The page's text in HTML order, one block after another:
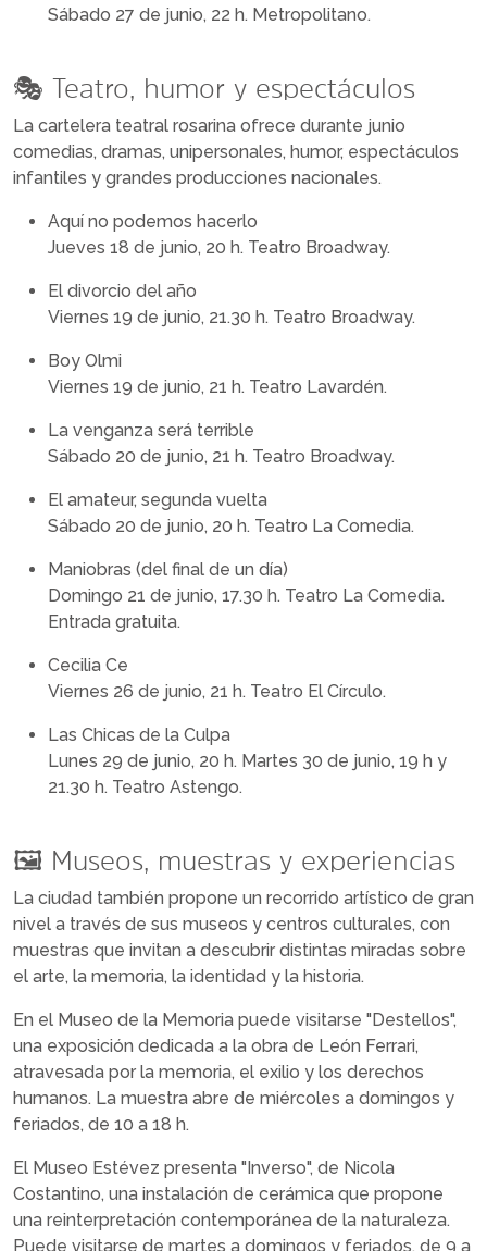
Sábado 27 de junio, 22 h. Metropolitano.
🎭 Teatro, humor y espectáculos
La cartelera teatral rosarina ofrece durante junio
comedias, dramas, unipersonales, humor, espectáculos
infantiles y grandes producciones nacionales.
Aquí no podemos hacerlo
Jueves 18 de junio, 20 h. Teatro Broadway.
El divorcio del año
Viernes 19 de junio, 21.30 h. Teatro Broadway.
Boy Olmi
Viernes 19 de junio, 21 h. Teatro Lavardén.
La venganza será terrible
Sábado 20 de junio, 21 h. Teatro Broadway.
El amateur, segunda vuelta
Sábado 20 de junio, 20 h. Teatro La Comedia.
Maniobras (del final de un día)
Domingo 21 de junio, 17.30 h. Teatro La Comedia.
Entrada gratuita.
Cecilia Ce
Viernes 26 de junio, 21 h. Teatro El Círculo.
Las Chicas de la Culpa
Lunes 29 de junio, 20 h. Martes 30 de junio, 19 h y
21.30 h. Teatro Astengo.
🖼️ Museos, muestras y experiencias
La ciudad también propone un recorrido artístico de gran
nivel a través de sus museos y centros culturales, con
muestras que invitan a descubrir distintas miradas sobre
el arte, la memoria, la identidad y la historia.
En el Museo de la Memoria puede visitarse "Destellos",
una exposición dedicada a la obra de León Ferrari,
atravesada por la memoria, el exilio y los derechos
humanos. La muestra abre de miércoles a domingos y
feriados, de 10 a 18 h.
El Museo Estévez presenta "Inverso", de Nicola
Costantino, una instalación de cerámica que propone
una reinterpretación contemporánea de la naturaleza.
Puede visitarse de martes a domingos y feriados, de 9 a